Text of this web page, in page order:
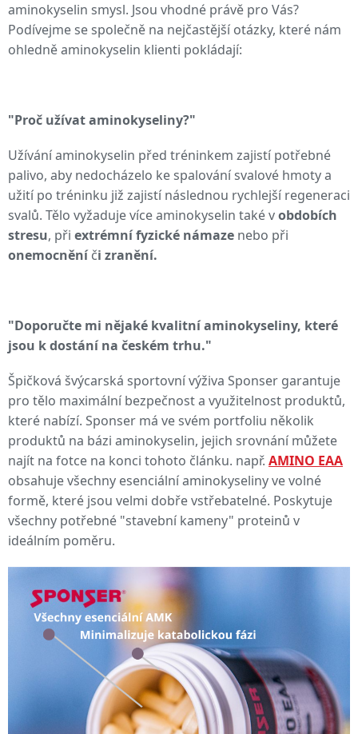
aminokyselin smysl. Jsou vhodné právě pro Vás?
Podívejme se společně na nejčastější otázky, které nám
ohledně aminokyselin klienti pokládají:
"Proč užívat aminokyseliny?"
Užívání aminokyselin před tréninkem zajistí potřebné
palivo, aby nedocházelo ke spalování svalové hmoty a
užití po tréninku již zajistí následnou rychlejší regeneraci
svalů. Tělo vyžaduje více aminokyselin takévobdobích
stresu, při extrémní fyzické námaze nebo při
onemocněníči zranění.
"Doporučte mi nějaké kvalitní aminokyseliny, které
jsou k dostání na českém trhu."
Špičková švýcarská sportovní výživa Sponser garantuje
pro tělo maximální bezpečnost a využitelnost produktů,
které nabízí. Sponser má ve svém portfoliu několik
produktů na bázi aminokyselin, jejich srovnání můžete
najít na fotce na konci tohoto článku. např. AMINO EAA
obsahuje všechny esenciální aminokyseliny ve volné
formě, které jsou velmi dobře vstřebatelné. Poskytuje
všechny potřebné "stavební kameny" proteinů v
ideálním poměru.